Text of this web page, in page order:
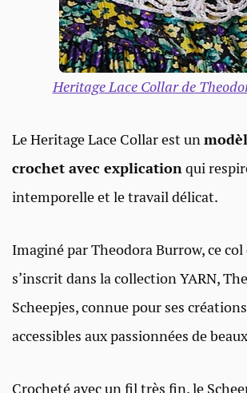
Heritage Lace Collar de
Le Heritage Lace Collar est un
crochet avec explicationqui
intemporelle et le travail délicat.
Imaginé par Theodora Burrow, ce col
s’inscrit dans la collection YARN,
Scheepjes, connue pour ses
accessibles aux passionnées de
Crocheté avec un fil très fin, le